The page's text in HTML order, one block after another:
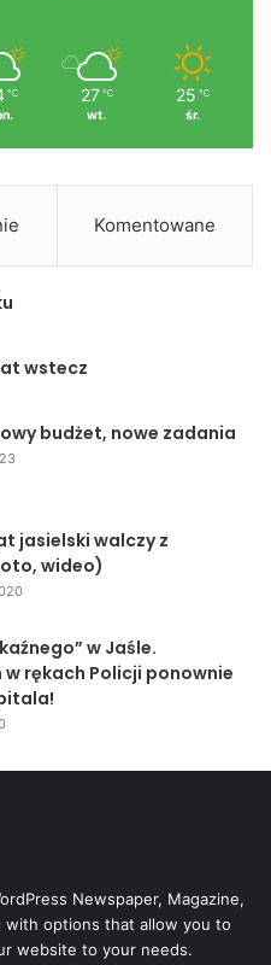
℃ 27 ℃
wt.
25 ℃
śr.
Komentowane
wstecz
budżet, nowe zadania
jasielski walczy z
wideo)
w Jaśle.
rękach Policji ponownie
Newspaper, Magazine,
with options that allow you to
website to your needs.